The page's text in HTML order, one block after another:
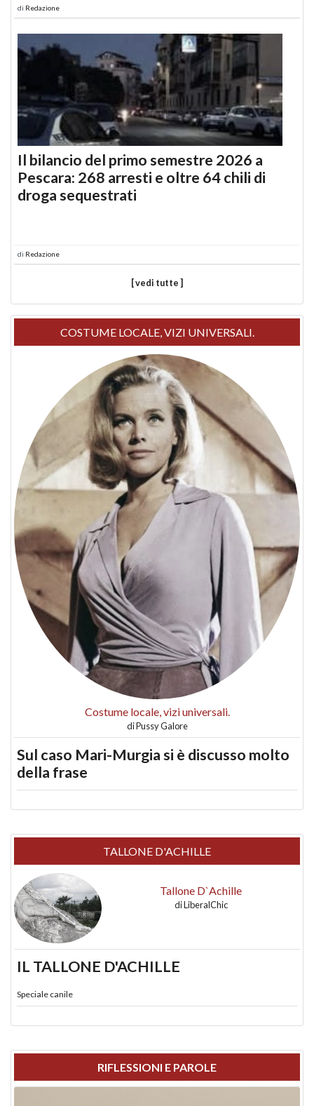
di Redazione
Il bilancio del primo semestre 2026 a
Pescara: 268 arresti e oltre 64 chili di
droga sequestrati
di Redazione
[ vedi tutte ]
COSTUME LOCALE, VIZI UNIVERSALI.
Costume locale, vizi universali.
diPussy Galore
Sul caso Mari-Murgia si è discusso molto
della frase
TALLONE D'ACHILLE
Tallone D`Achille
diLiberalChic
IL TALLONE D'ACHILLE
Speciale canile
RIFLESSIONI E PAROLE